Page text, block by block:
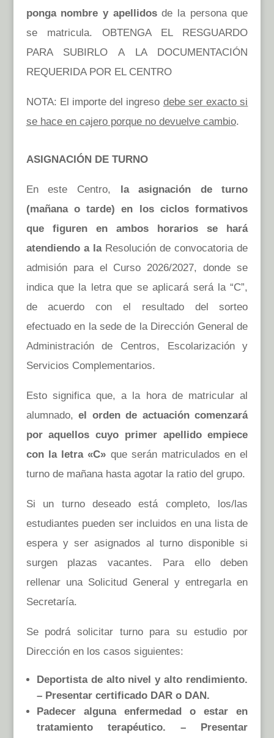
ponga nombre y apellidosde la persona que
se matricula. OBTENGA EL RESGUARDO
PARA SUBIRLO A LA DOCUMENTACIÓN
REQUERIDA POR EL CENTRO
NOTA: El importe del ingreso debe ser exacto si
se hace en cajero porque no devuelve cambio.
ASIGNACIÓN DE TURNO
En este Centro, la asignación de turno
(mañana o tarde) en los ciclos formativos
que figuren en ambos horarios se hará
atendiendo a la Resolución de convocatoria de
admisión para el Curso 2026/2027, donde se
indica que la letra que se aplicará será la “C”,
de acuerdo con el resultado del sorteo
efectuado en la sede de la Dirección General de
Administración de Centros, Escolarización y
Servicios Complementarios.
Esto significa que, a la hora de matricular al
alumnado,el orden de actuación comenzará
por aquellos cuyo primer apellido empiece
con la letra «C» que serán matriculados en el
turno de mañana hasta agotar la ratio del grupo.
Si un turno deseado está completo, los/las
estudiantes pueden ser incluidos en una lista de
espera y ser asignados al turno disponible si
surgen plazas vacantes. Para ello deben
rellenar una Solicitud General y entregarla en
Secretaría.
Se podrá solicitar turno para su estudio por
Dirección en los casos siguientes:
Deportista de alto nivel y alto rendimiento.
– Presentar certificado DAR o DAN.
Padecer alguna enfermedad o estar en
tratamiento terapéutico. – Presentar